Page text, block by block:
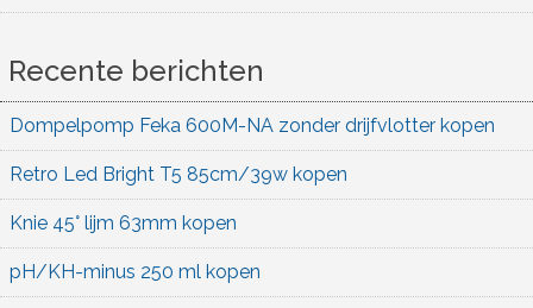
Recente berichten
Dompelpomp Feka 600M-NA zonder drijfvlotter kopen
Retro Led Bright T5 85cm/39w kopen
Knie 45° lijm 63mm kopen
pH/KH-minus 250 ml kopen